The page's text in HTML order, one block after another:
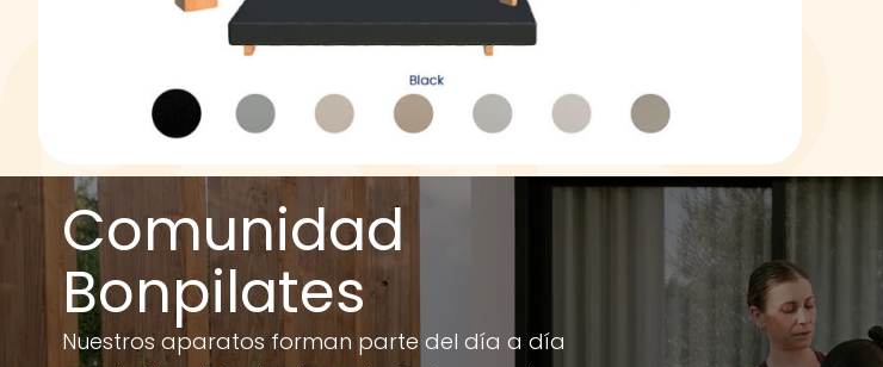
Comunidad
Bonpilates
Nuestros aparatos forman parte del día a día